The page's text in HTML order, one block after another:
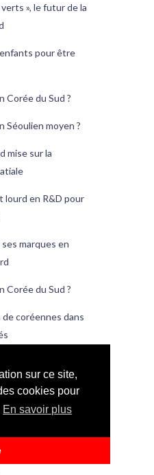
sur ce site,
cookies pour
En savoir plus
», le futur de la
pour être
Corée du Sud ?
Séoulien moyen ?
mise sur la
lourd en R&D pour
marques en
Corée du Sud ?
coréennes dans
ménagères en
travailleront main